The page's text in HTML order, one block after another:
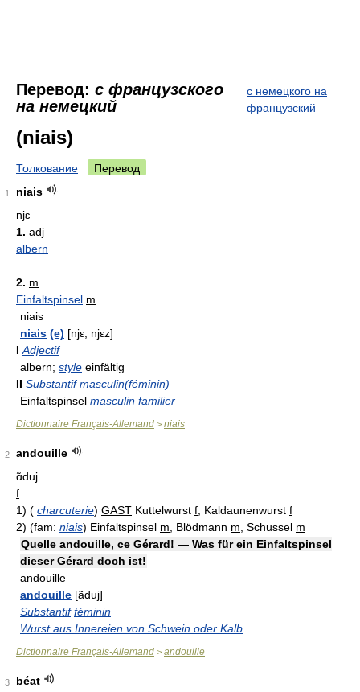
Перевод: с французского
на немецкий
с немецкого на
французский
(niais)
Толкование Перевод
1
niais
njɛ
1. adj
albern
2. m
Einfaltspinsel m
niais
niais (e) [njε, njεz]
I Adjectif
albern; style einfältig
II Substantif masculin(féminin)
Einfaltspinsel masculin familier
Dictionnaire Français-Allemand > niais
2
andouille
ɑ̃duj
f
1) ( charcuterie) GAST Kuttelwurst f , Kaldaunenwurst f
2) (fam: niais) Einfaltspinsel m , Blödmann m , Schussel m
Quelle andouille, ce Gérard! — Was für ein Einfaltspinsel
dieser Gérard doch ist!
andouille
andouille [ãduj]
Substantif féminin
Wurst aus Innereien von Schwein oder Kalb
Dictionnaire Français-Allemand > andouille
3
béat